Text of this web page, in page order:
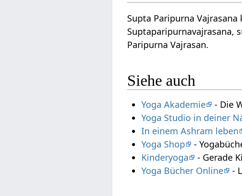
Supta Paripurna Vajrasana
Suptaparipurnavajrasana,
Paripurna Vajrasan.
Siehe auch
Yoga Akademie
- Die
Yoga Studio in deiner
In einem Ashram leben
Yoga Shop
-
Kinderyoga
- Gerade
Yoga Bücher Online
-